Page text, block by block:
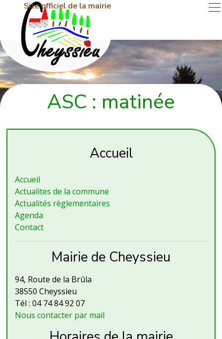
Site officiel de la mairie
ASC : matinée
Accueil
Accueil
Actualites de la commune
Actualités règlementaires
Agenda
Contact
Mairie de Cheyssieu
94, Route de la Brûla
38550 Cheyssieu
Tél : 04 74 84 92 07
Nous contacter par mail